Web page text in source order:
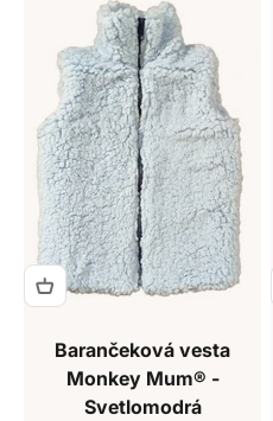
Barančeková vesta
Monkey Mum® -
Svetlomodrá